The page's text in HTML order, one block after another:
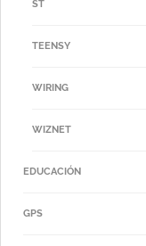
ST
TEENSY
WIRING
WIZNET
EDUCACIÓN
GPS